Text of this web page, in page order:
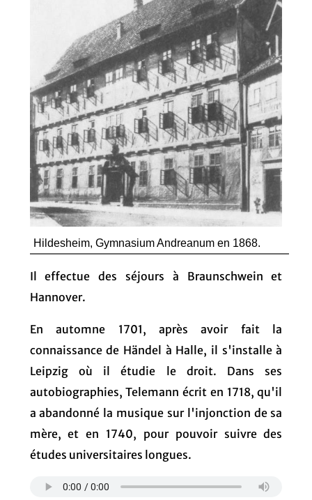
Hildesheim, Gymnasium Andreanum en 1868.
Il effectue des séjours à Braunschwein et
Hannover.
En automne 1701, après avoir fait la
connaissance de Händel à Halle, il s'installe à
Leipzig où il étudie le droit. Dans ses
autobiographies, Telemann écrit en 1718, qu'il
a abandonné la musique sur l'injonction de sa
mère, et en 1740, pour pouvoir suivre des
études universitaires longues.